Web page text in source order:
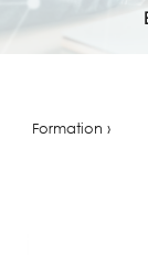
RHFormation ›